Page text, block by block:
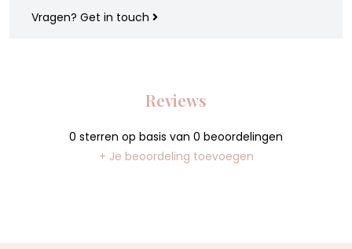
Vragen? Get in touch
Reviews
0 sterren op basis van 0 beoordelingen
+ Je beoordeling toevoegen